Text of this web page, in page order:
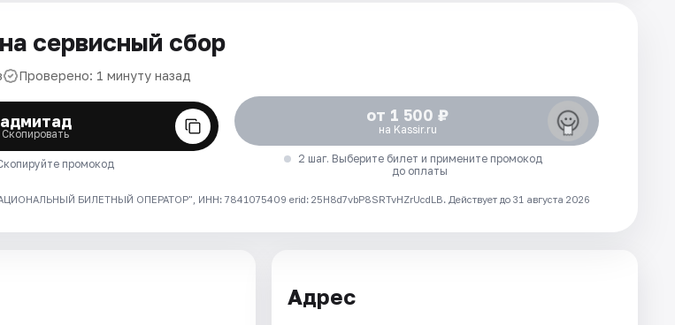
сервисный сбор
Проверено: 1 минуту назад
адмитад
Скопировать
промокод
от 1 500 ₽
на Kassir.ru
2 шаг. Выберите билет и примените промокод
до оплаты
БИЛЕТНЫЙ ОПЕРАТОР", ИНН: 7841075409 erid: 25H8d7vbP8SRTvHZrUcdLB. Действует до 31 августа 2026
Адрес